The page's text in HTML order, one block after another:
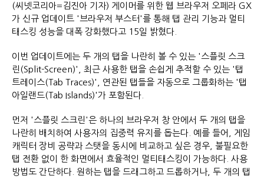
(씨넷코리아=김진아 기자) 게이머를 위한 웹 브라우저 오페라 GX
가 신규 업데이트 '브라우저 부스터'를 통해 탭 관리 기능과 멀티
태스킹 성능을 대폭 강화했다고 15일 밝혔다.
이번 업데이트에는 두 개의 탭을 나란히 볼 수 있는 '스플릿 스크
린(Split-Screen)', 최근 사용한 탭을 손쉽게 추적할 수 있는 '탭
트레이스(Tab Traces)', 연관된 탭들을 자동으로 그룹화하는 '탭
아일랜드(Tab Islands)'가 포함된다.
먼저 '스플릿 스크린'은 하나의 브라우저 창 안에서 두 개의 탭을
나란히 배치하여 사용자의 집중력 유지를 돕는다. 예를 들어, 게임
캐릭터 장비 공략과 스탯을 동시에 비교하고 싶은 경우, 불필요한
탭 전환 없이 한 화면에서 효율적인 멀티태스킹이 가능하다. 사용
방법도 간단하다. 원하는 탭을 드래그하고 드롭하거나, 두 개의 탭